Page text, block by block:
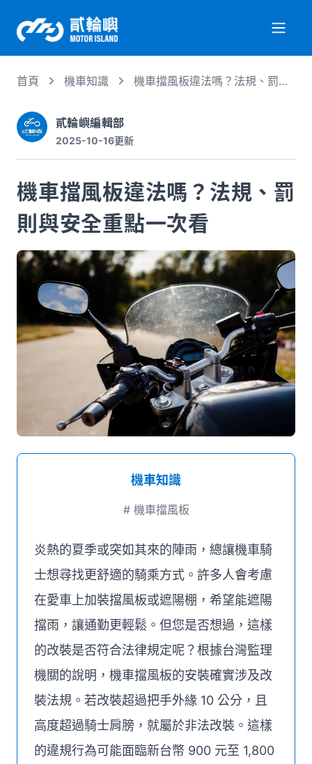
服務項目
機車行情
徵才資訊
媒體推薦
首頁 機車知識
機車擋風板違法嗎？法規、罰則
貳輪嶼編輯部
2025-10-16更新
機車擋風板違法嗎？法規、罰
則與安全重點一次看
機車知識
# 機車擋風板
炎熱的夏季或突如其來的陣雨，總讓機車騎
士想尋找更舒適的騎乘方式。許多人會考慮
在愛車上加裝擋風板或遮陽棚，希望能遮陽
擋雨，讓通勤更輕鬆。但您是否想過，這樣
的改裝是否符合法律規定呢？根據台灣監理
機關的說明，機車擋風板的安裝確實涉及改
裝法規。若改裝超過把手外緣 10 公分，且
高度超過騎士肩膀，就屬於非法改裝。這樣
的違規行為可能面臨新台幣 900 元至 1,800